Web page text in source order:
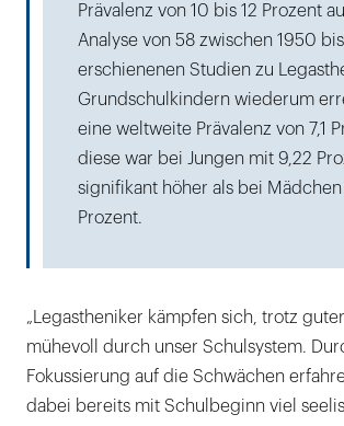
Prävalenz von 10 bis 12 Prozent
Analyse von 58 zwischen 1950
erschienenen Studien zu
Grundschulkindern wiederum
eine weltweite Prävalenz von 7,1
diese war bei Jungen mit 9,22
signifikant höher als bei
Prozent.
„Legastheniker kämpfen sich, trotz
mühevoll durch unser Schulsystem.
Fokussierung auf die Schwächen
dabei bereits mit Schulbeginn viel